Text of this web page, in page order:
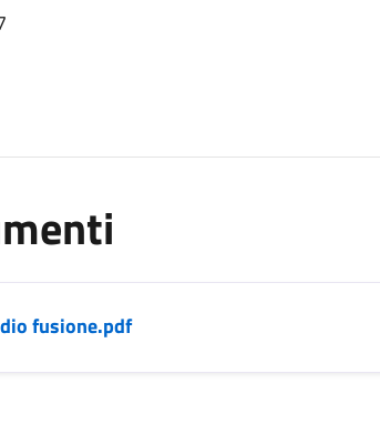
fusione.pdf